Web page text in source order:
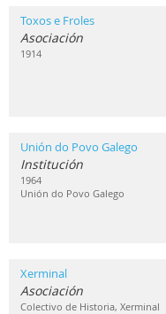
Toxos e Froles
Asociación
1914
Unión do Povo Galego
Institución
1964
Unión do Povo Galego
Xerminal
Asociación
Colectivo de Historia, Xerminal